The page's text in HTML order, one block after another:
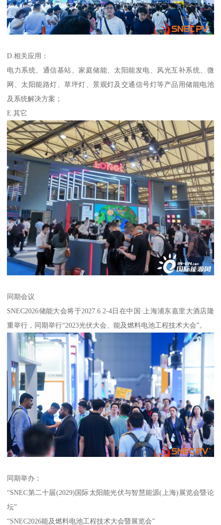
D.相关应用：
电力系统、通信基站、家庭储能、太阳能发电、风光互补系统、微
网、太阳能路灯、草坪灯、景观灯及交通信号灯等产品用储能电池
及系统解决方案；
E.其它
同期会议
SNEC2026储能大会将于2027.6.2-4日在中国·上海浦东嘉里大酒店隆
重举行，同期举行“2023光伏大会、能及燃料电池工程技术大会”。
同期举办：
“SNEC第二十届(2029)国际太阳能光伏与智慧能源(上海)展览会暨论
坛”
“SNEC2026能及燃料电池工程技术大会暨展览会”